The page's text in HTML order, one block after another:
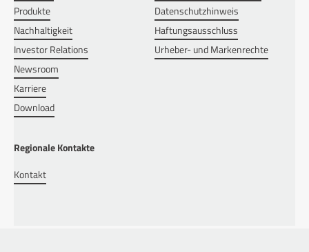
Produkte
Nachhaltigkeit
Investor Relations
Newsroom
Karriere
Download
Datenschutzhinweis
Haftungsausschluss
Urheber- und Markenrechte
Regionale Kontakte
Kontakt